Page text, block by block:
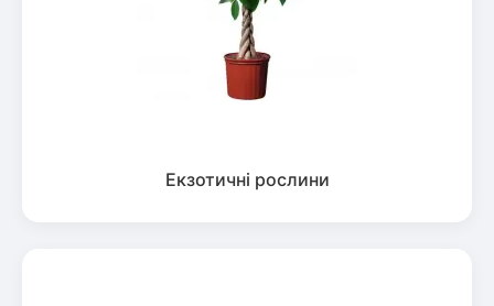
Екзотичні рослини